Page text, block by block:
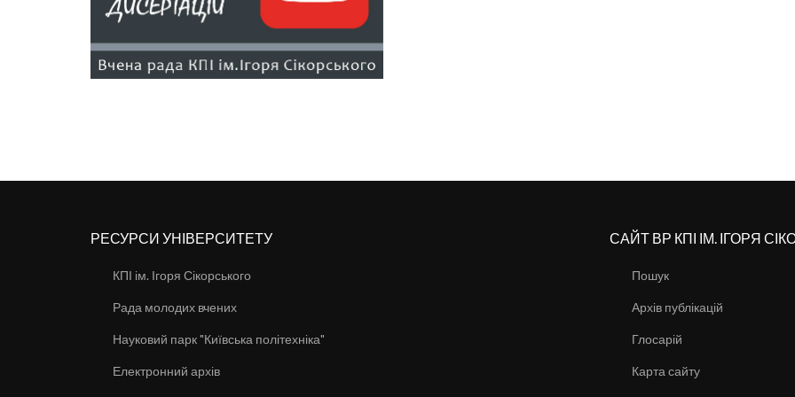
РЕСУРСИ УНІВЕРСИТЕТУ
КПІ ім. Ігоря Сікорського
Рада молодих вчених
Науковий парк "Київська політехніка"
Електронний архів
САЙТ ВР КПІ ІМ. ІГОРЯ
Пошук
Архів публікацій
Глосарій
Карта сайту